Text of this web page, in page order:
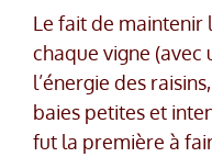
Le fait de
chaque vigne (avec
l’énergie des
baies petites et
fut la première à